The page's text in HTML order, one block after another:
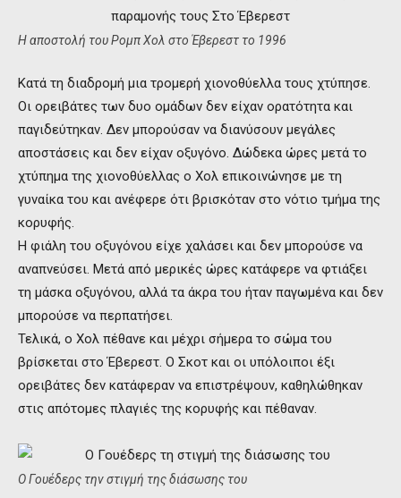
H αποστολή του Ρομπ Χολ στο Έβερεστ το 1996
Κατά τη διαδρομή μια τρομερή χιονοθύελλα τους χτύπησε.
Οι ορειβάτες των δυο ομάδων δεν είχαν ορατότητα και
παγιδεύτηκαν. Δεν μπορούσαν να διανύσουν μεγάλες
αποστάσεις και δεν είχαν οξυγόνο. Δώδεκα ώρες μετά το
χτύπημα της χιονοθύελλας ο Χολ επικοινώνησε με τη
γυναίκα του και ανέφερε ότι βρισκόταν στο νότιο τμήμα της
κορυφής.
Η φιάλη του οξυγόνου είχε χαλάσει και δεν μπορούσε να
αναπνεύσει. Μετά από μερικές ώρες κατάφερε να φτιάξει
τη μάσκα οξυγόνου, αλλά τα άκρα του ήταν παγωμένα και δεν
μπορούσε να περπατήσει.
Τελικά, ο Χολ πέθανε και μέχρι σήμερα το σώμα του
βρίσκεται στο Έβερεστ. Ο Σκοτ και οι υπόλοιποι έξι
ορειβάτες δεν κατάφεραν να επιστρέψουν, καθηλώθηκαν
στις απότομες πλαγιές της κορυφής και πέθαναν.
Ο Γουέδερς την στιγμή της διάσωσης του